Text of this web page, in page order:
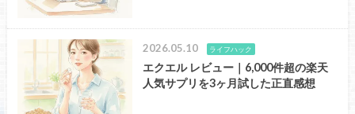
2026.05.10 ライフハック
エクエル レビュー｜6,000件超の楽天
人気サプリを3ヶ月試した正直感想